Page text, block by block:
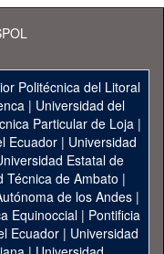
Politécnica del Litoral
| Universidad del
Particular de Loja|
Ecuador| Universidad
Estatal de
Técnica de Ambato |
de los Andes|
Equinoccial| Pontificia
Ecuador | Universidad